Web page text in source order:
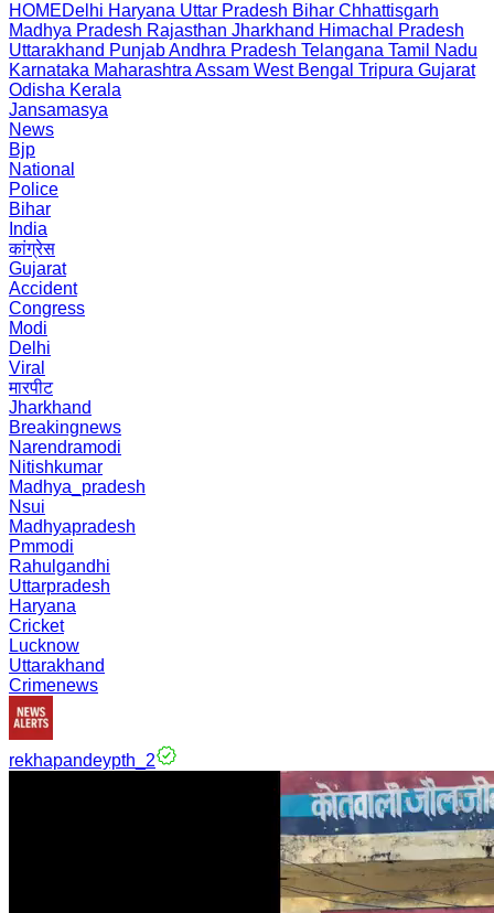
HOMEDelhi Haryana Uttar Pradesh Bihar Chhattisgarh
Madhya Pradesh Rajasthan Jharkhand Himachal Pradesh
Uttarakhand PunjabAndhra Pradesh Telangana Tamil Nadu
Karnataka Maharashtra Assam West Bengal Tripura Gujarat
Odisha Kerala
Jansamasya
News
Bjp
National
Police
Bihar
India
कांग्रेस
Gujarat
Accident
Congress
Modi
Delhi
Viral
मारपीट
Jharkhand
Breakingnews
Narendramodi
Nitishkumar
Madhya_pradesh
Nsui
Madhyapradesh
Pmmodi
Rahulgandhi
Uttarpradesh
Haryana
Cricket
Lucknow
Uttarakhand
Crimenews
rekhapandeypth_2